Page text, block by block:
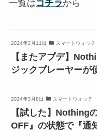
一覧はコチラから
2024年3月11日 スマートウォッチ
【またアプデ】
ジックプレーヤーが
2024年3月8日 スマートウォッチ
【試した】Nothing
OFF』の状態で『通